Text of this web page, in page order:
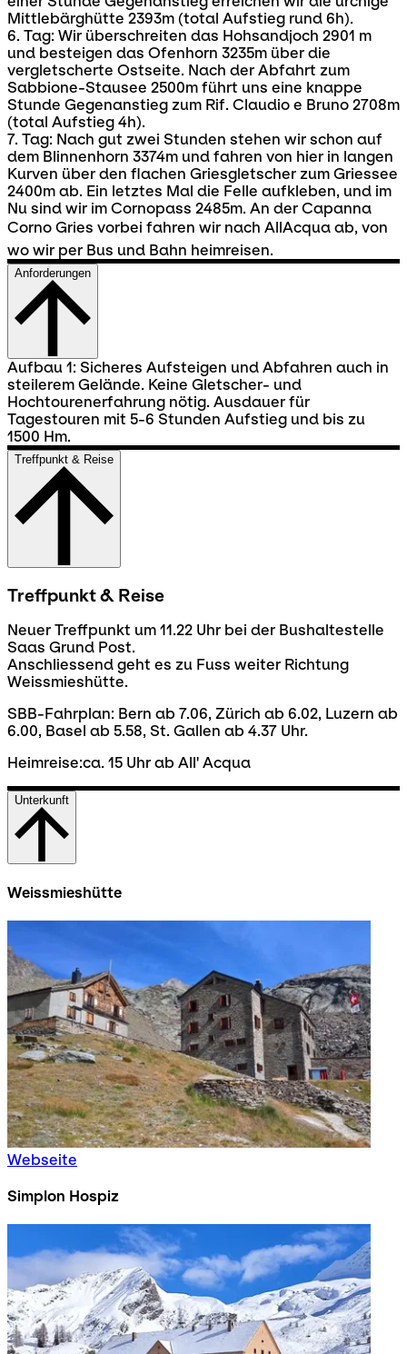
Mittlebärghütte 2393m (total Aufstieg rund 6h).
6. Tag: Wir überschreiten das Hohsandjoch 2901 m
und besteigen das Ofenhorn 3235m über die
vergletscherte Ostseite. Nach der Abfahrt zum
Sabbione-Stausee 2500m führt uns eine knappe
Stunde Gegenanstieg zum Rif. Claudio e Bruno 2708m
(total Aufstieg 4h).
7. Tag: Nach gut zwei Stunden stehen wir schon auf
dem Blinnenhorn 3374m und fahren von hier in langen
Kurven über den flachen Griesgletscher zum Griessee
2400m ab. Ein letztes Mal die Felle aufkleben, und im
Nu sind wir im Cornopass 2485m. An der Capanna
Corno Gries vorbei fahren wir nach AllAcqua ab, von
wo wir per Bus und Bahn heimreisen.
Anforderungen
Aufbau 1: Sicheres Aufsteigen und Abfahren auch in
steilerem Gelände. Keine Gletscher- und
Hochtourenerfahrung nötig. Ausdauer für
Tagestouren mit 5-6 Stunden Aufstieg und bis zu
1500 Hm.
Treffpunkt & Reise
Treffpunkt & Reise
Neuer Treffpunkt um 11.22 Uhr bei der Bushaltestelle
Saas Grund Post.
Anschliessend geht es zu Fuss weiter Richtung
Weissmieshütte.
SBB-Fahrplan: Bern ab 7.06, Zürich ab 6.02, Luzern ab
6.00, Basel ab 5.58, St. Gallen ab 4.37 Uhr.
Heimreise:ca. 15 Uhr ab All' Acqua
Unterkunft
Weissmieshütte
Webseite
Simplon Hospiz